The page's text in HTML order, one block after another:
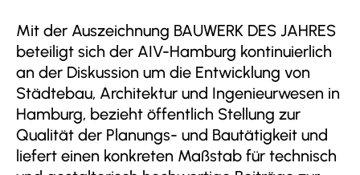
Mit der Auszeichnung BAUWERK DES JAHRES
beteiligt sich der AIV-Hamburg kontinuierlich
an der Diskussion um die Entwicklung von
Städtebau, Architektur und Ingenieurwesen in
Hamburg, bezieht öffentlich Stellung zur
Qualität der Planungs- und Bautätigkeit und
liefert einen konkreten Maßstab für technisch